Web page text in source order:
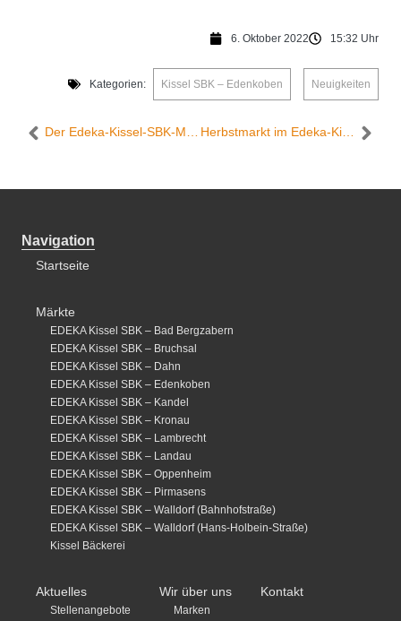
6. Oktober 2022 15:32 Uhr
Kategorien: Kissel SBK – Edenkoben Neuigkeiten
Der Edeka-Kissel-SBK-Markt in Landau lädt ein zum Oktoberfest! Herbstmarkt im Edeka-Kissel-SBK-Markt in Bad Bergzabern
Navigation
Startseite
Märkte
EDEKA Kissel SBK – Bad Bergzabern
EDEKA Kissel SBK – Bruchsal
EDEKA Kissel SBK – Dahn
EDEKA Kissel SBK – Edenkoben
EDEKA Kissel SBK – Kandel
EDEKA Kissel SBK – Kronau
EDEKA Kissel SBK – Lambrecht
EDEKA Kissel SBK – Landau
EDEKA Kissel SBK – Oppenheim
EDEKA Kissel SBK – Pirmasens
EDEKA Kissel SBK – Walldorf (Bahnhofstraße)
EDEKA Kissel SBK – Walldorf (Hans-Holbein-Straße)
Kissel Bäckerei
Aktuelles
Stellenangebote
Wir über uns
Marken
Kontakt